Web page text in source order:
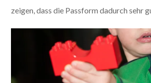
zeigen, dass die Passform dadurch sehr